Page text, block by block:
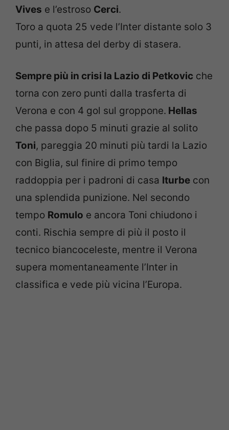
Vives e l’estroso Cerci.
Toro a quota 25 vede l’Inter distante solo 3
punti, in attesa del derby di stasera.
Sempre più in crisi la Lazio di Petkovic che
torna con zero punti dalla trasferta di
Verona e con 4 gol sul groppone. Hellas
che passa dopo 5 minuti grazie al solito
Toni, pareggia 20 minuti più tardi la Lazio
con Biglia, sul finire di primo tempo
raddoppia per i padroni di casa Iturbe con
una splendida punizione. Nel secondo
tempo Romulo e ancora Toni chiudono i
conti. Rischia sempre di più il posto il
tecnico biancoceleste, mentre il Verona
supera momentaneamente l’Inter in
classifica e vede più vicina l’Europa.